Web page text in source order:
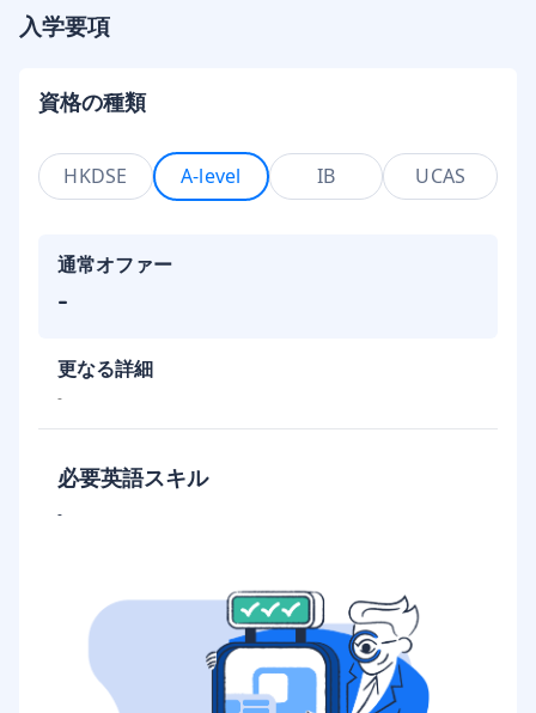
入学要項
資格の種類
HKDSE A-level IB UCAS
通常オファー
-
更なる詳細
-
必要英語スキル
-